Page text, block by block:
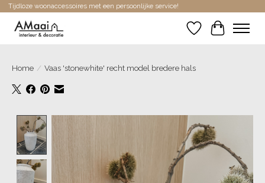
Tijdloze woonaccessoires met een persoonlijke service!
Verlanglijst
Home / Vaas 'stonewhite' recht model bredere hals
Product image slideshow Items